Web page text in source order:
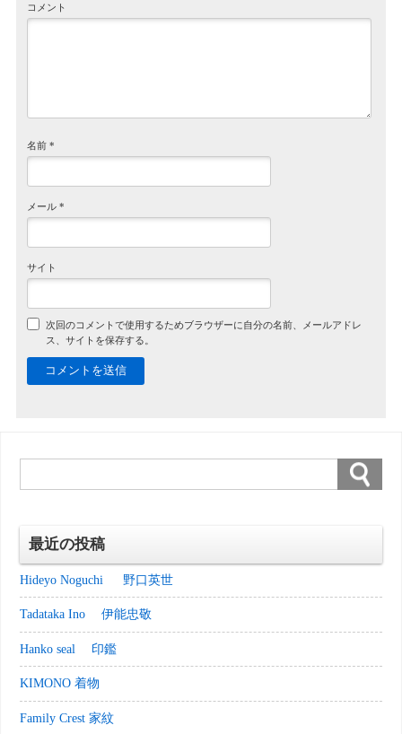
コメント
名前*
メール*
サイト
次回のコメントで使用するためブラウザーに自分の名前、メールアドレ
ス、サイトを保存する。
最近の投稿
Hideyo Noguchi 野口英世
Tadataka Ino 伊能忠敬
Hanko seal 印鑑
KIMONO 着物
Family Crest 家紋